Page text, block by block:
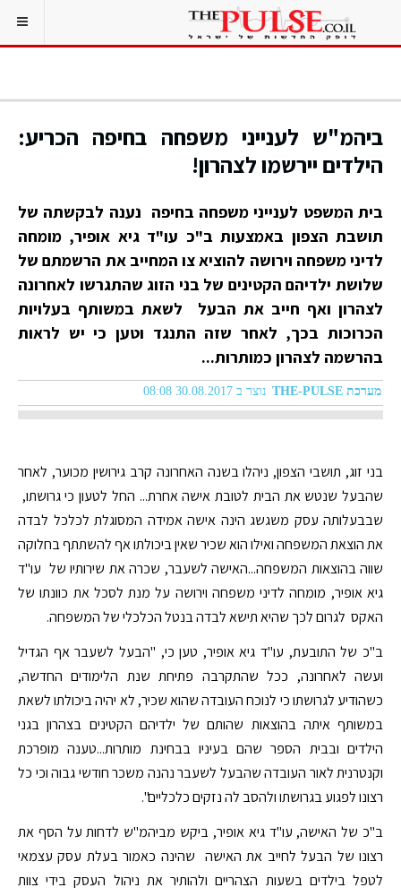
ביהמ"ש לענייני משפחה בחיפה הכריע:
הילדים יירשמו לצהרון!
בית המשפט לענייני משפחה בחיפה נענה לבקשתה של
תושבת הצפון באמצעות ב"כ עו"ד גיא אופיר, מומחה
לדיני משפחה וירושה להוציא צו המחייב את הרשמתם של
שלושת ילדיהם הקטינים של בני הזוג שהתגרשו לאחרונה
לצהרון ואף חייב את הבעל לשאת במשותף בעלויות
הכרוכות בכך, לאחר שזה התנגד וטען כי יש לראות
בהרשמה לצהרון כמותרות...
מערכת THE-PULSE נוצר ב 30.08.2017 08:08
בני זוג, תושבי הצפון, ניהלו בשנה האחרונה קרב גירושין מכוער, לאחר
שהבעל שנטש את הבית לטובת אישה אחרת... החל לטעון כי גרושתו,
שבבעלותה עסק משגשג הינה אישה אמידה המסוגלת לכלכל לבדה
את הוצאת המשפחה ואילו הוא שכיר שאין ביכולתו אף להשתתף בחלוקה
שווה בהוצאות המשפחה...האישה לשעבר, שכרה את שירותיו של עו"ד
גיא אופיר, מומחה לדיני משפחה וירושה על מנת לסכל את כוונתו של
האקס לגרום לכך שהיא תישא לבדה בנטל הכלכלי של המשפחה.
ב"כ של התובעת, עו"ד גיא אופיר, טען כי, "הבעל לשעבר אף הגדיל
ועשה לאחרונה, ככל שהתקרבה פתיחת שנת הלימודים החדשה,
כשהודיע לגרושתו כי לנוכח העובדה שהוא שכיר, לא יהיה ביכולתו לשאת
במשותף איתה בהוצאות שהותם של ילדיהם הקטינים בצהרון בגני
הילדים ובבית הספר שהם בעיניו בבחינת מותרות...טענה מופרכת
וקנטרנית לאור העובדה שהבעל לשעבר נהנה משכר חודשי גבוה וכי כל
רצונו לפגוע בגרושתו ולהסב לה נזקים כלכליים".
ב"כ של האישה, עו"ד גיא אופיר, ביקש מביהמ"ש לדחות על הסף את
רצונו של הבעל לחייב את האישה שהינה כאמור בעלת עסק עצמאי
לטפל בילדים בשעות הצהריים ולהותיר את ניהול העסק בידי צוות